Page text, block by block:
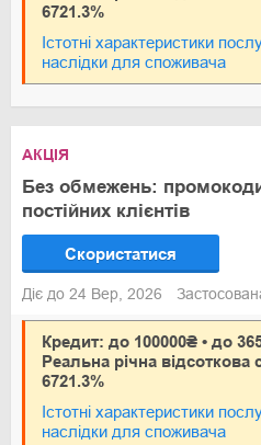
6721.3%
Істотні характеристики
наслідки для споживача
АКЦІЯ
Без обмежень:
постійних клієнтів
Скористатися
Діє до 24 Вер, 2026
Кредит: до 100000₴ • до
Реальна річна відсоткова
6721.3%
Істотні характеристики
наслідки для споживача